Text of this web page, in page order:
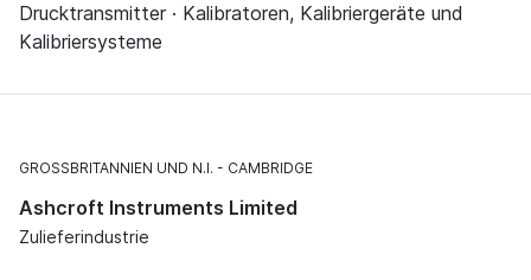
Drucktransmitter · Kalibratoren, Kalibriergeräte und
Kalibriersysteme
GROSSBRITANNIEN UND N.I. CAMBRIDGE
Ashcroft Instruments Limited
Zulieferindustrie